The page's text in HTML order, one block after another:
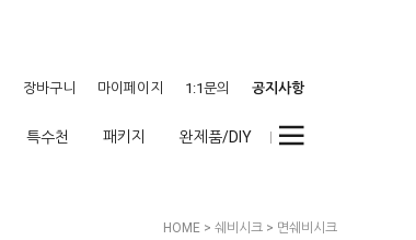
장바구니 마이페이지 1:1문의 공지사항
특수천 패키지 완제품/DIY
HOME > 쉐비시크 > 면쉐비시크